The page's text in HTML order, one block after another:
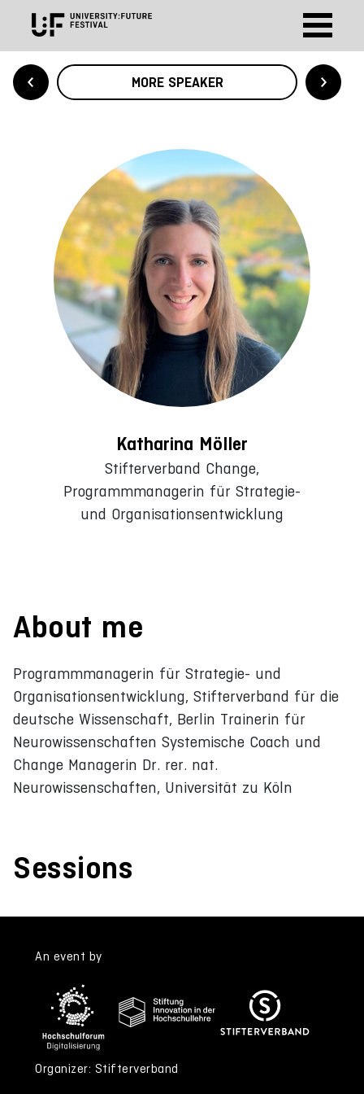
MORE SPEAKER
Katharina Möller
Stifterverband Change,
Programmmanagerin für Strategie-
und Organisationsentwicklung
About me
Programmmanagerin für Strategie- und
Organisationsentwicklung, Stifterverband für die
deutsche Wissenschaft, Berlin Trainerin für
Neurowissenschaften Systemische Coach und
Change Managerin Dr. rer. nat.
Neurowissenschaften, Universität zu Köln
Sessions
An event by
Organizer: Stifterverband